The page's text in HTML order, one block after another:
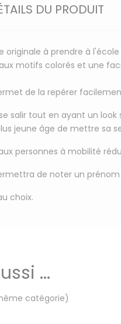
DU PRODUIT
originale à prendre à
motifs colorés et une
de la repérer
salir tout en ayant un
jeune âge de mettre sa
personnes à mobilité
de noter un
choix.
...
catégorie)